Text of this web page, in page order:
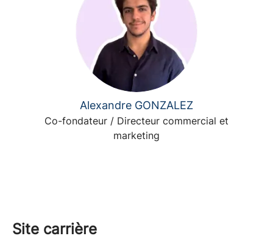
Alexandre GONZALEZ
Co-fondateur / Directeur commercial et
marketing
Site carrière